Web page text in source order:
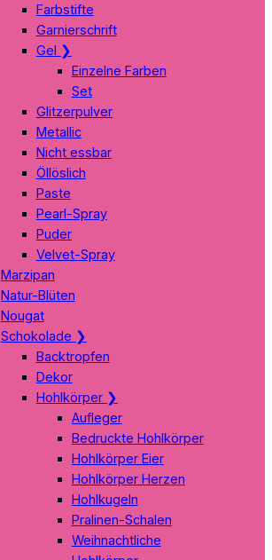
Farbstifte
Garnierschrift
Gel ❯
Einzelne Farben
Set
Glitzerpulver
Metallic
Nicht essbar
Öllöslich
Paste
Pearl-Spray
Puder
Velvet-Spray
Marzipan
Natur-Blüten
Nougat
Schokolade ❯
Backtropfen
Dekor
Hohlkörper ❯
Aufleger
Bedruckte Hohlkörper
Hohlkörper Eier
Hohlkörper Herzen
Hohlkugeln
Pralinen-Schalen
Weihnachtliche